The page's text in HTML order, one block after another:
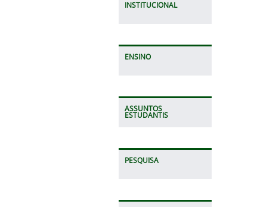
INSTITUCIONAL
ENSINO
ASSUNTOS
ESTUDANTIS
PESQUISA